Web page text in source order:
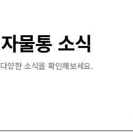
자물통 소식
다양한 소식을 확인해보세요.